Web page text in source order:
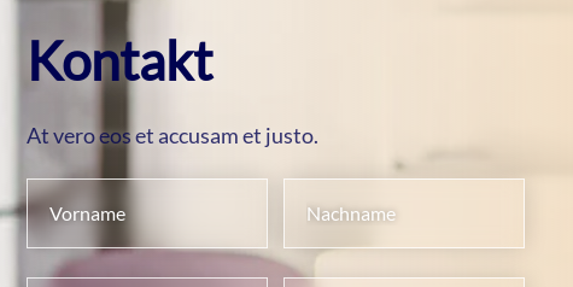
Kontakt
At vero eos et accusam et justo.